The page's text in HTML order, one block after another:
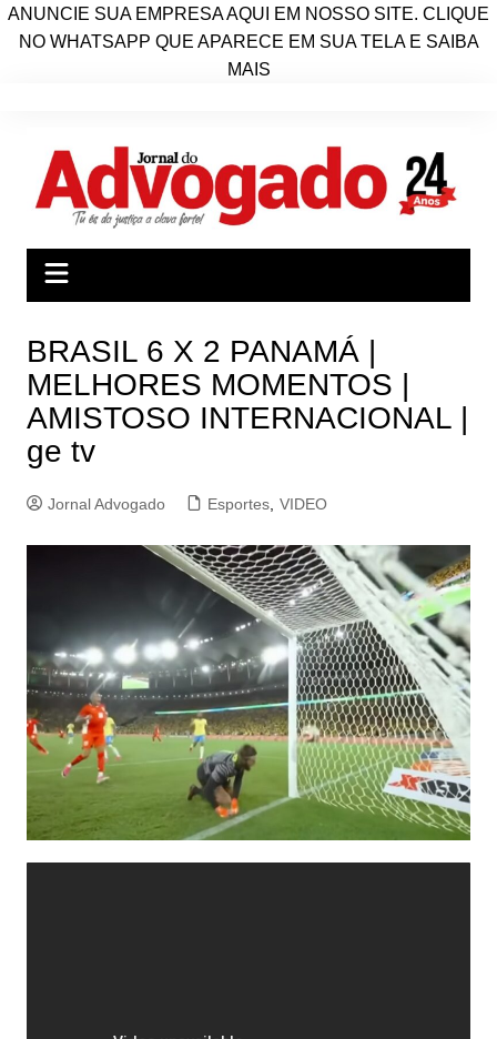
ANUNCIE SUA EMPRESA AQUI EM NOSSO SITE. CLIQUE
NO WHATSAPP QUE APARECE EM SUA TELA E SAIBA
MAIS
conteúdo
BRASIL 6 X 2 PANAMÁ |
MELHORES MOMENTOS |
AMISTOSO INTERNACIONAL |
ge tv
Jornal Advogado Esportes, VIDEO